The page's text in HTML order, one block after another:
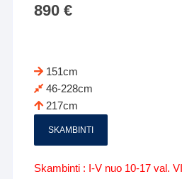
890€
151cm
46-228cm
217cm
SKAMBINTI
Skambinti : I-V nuo 10-17 val.